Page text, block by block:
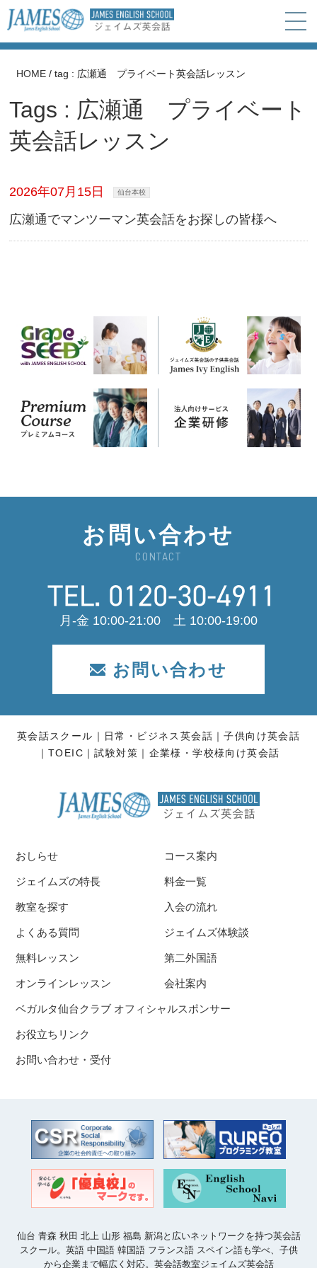
HOME /tag : 広瀬通 プライベート英会話レッスン
Tags : 広瀬通 プライベート
英会話レッスン
2026年07月15日 仙台本校
広瀬通でマンツーマン英会話をお探しの皆様へ
お問い合わせ
CONTACT
月-金 10:00-21:00 土 10:00-19:00
お問い合わせ
英会話スクール 日常・ビジネス英会話
子供向け英会話
TOEIC
試験対策 企業様・学校様向け英会話
おしらせ
ジェイムズの特長
教室を探す
コース案内
料金一覧
入会の流れ
よくある質問
無料レッスン
オンラインレッスン
ジェイムズ体験談
第二外国語
会社案内
ベガルタ仙台クラブ オフィシャルスポンサー
お役立ちリンク
お問い合わせ・受付
仙台 青森 秋田 北上 山形 福島 新潟と広いネットワークを持つ英会話
スクール。英語 中国語 韓国語 フランス語 スペイン語も学べ、子供
から企業まで幅広く対応。英会話教室ジェイムズ英会話